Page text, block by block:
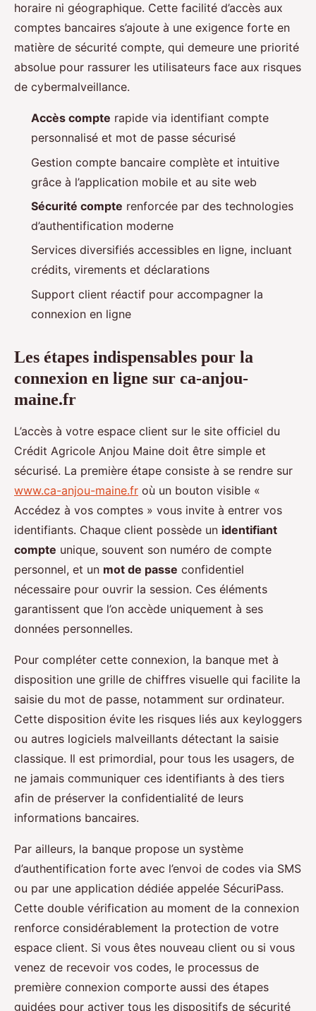
horaire ni géographique. Cette facilité d’accès aux
comptes bancaires s’ajoute à une exigence forte en
matière de sécurité compte, qui demeure une priorité
absolue pour rassurer les utilisateurs face aux risques
de cybermalveillance.
Accès compte rapide via identifiant compte
personnalisé et mot de passe sécurisé
Gestion compte bancaire complète et intuitive
grâce à l’application mobile et au site web
Sécurité compte renforcée par des technologies
d’authentification moderne
Services diversifiés accessibles en ligne, incluant
crédits, virements et déclarations
Support client réactif pour accompagner la
connexion en ligne
Les étapes indispensables pour la
connexion en ligne sur ca-anjou-
maine.fr
L’accès à votre espace client sur le site officiel du
Crédit Agricole Anjou Maine doit être simple et
sécurisé. La première étape consiste à se rendre sur
www.ca-anjou-maine.fr où un bouton visible «
Accédez à vos comptes » vous invite à entrer vos
identifiants. Chaque client possède un identifiant
compte unique, souvent son numéro de compte
personnel, et un mot de passe confidentiel
nécessaire pour ouvrir la session. Ces éléments
garantissent que l’on accède uniquement à ses
données personnelles.
Pour compléter cette connexion, la banque met à
disposition une grille de chiffres visuelle qui facilite la
saisie du mot de passe, notamment sur ordinateur.
Cette disposition évite les risques liés aux keyloggers
ou autres logiciels malveillants détectant la saisie
classique. Il est primordial, pour tous les usagers, de
ne jamais communiquer ces identifiants à des tiers
afin de préserver la confidentialité de leurs
informations bancaires.
Par ailleurs, la banque propose un système
d’authentification forte avec l’envoi de codes via SMS
ou par une application dédiée appelée SécuriPass.
Cette double vérification au moment de la connexion
renforce considérablement la protection de votre
espace client. Si vous êtes nouveau client ou si vous
venez de recevoir vos codes, le processus de
première connexion comporte aussi des étapes
guidées pour activer tous les dispositifs de sécurité